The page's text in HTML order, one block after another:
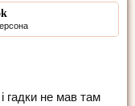
гадки не мав там